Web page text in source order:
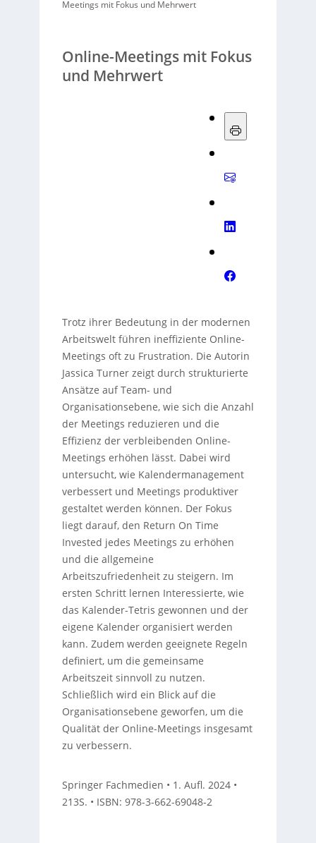
Meetings mit Fokus und Mehrwert
Online-Meetings mit Fokus
und Mehrwert
Trotz ihrer Bedeutung in der modernen
Arbeitswelt führen ineffiziente Online-
Meetings oft zu Frustration. Die Autorin
Jassica Turner zeigt durch strukturierte
Ansätze auf Team- und
Organisationsebene, wie sich die Anzahl
der Meetings reduzieren und die
Effizienz der verbleibenden Online-
Meetings erhöhen lässt. Dabei wird
untersucht, wie Kalendermanagement
verbessert und Meetings produktiver
gestaltet werden können. Der Fokus
liegt darauf, den Return On Time
Invested jedes Meetings zu erhöhen
und die allgemeine
Arbeitszufriedenheit zu steigern. Im
ersten Schritt lernen Interessierte, wie
das Kalender-Tetris gewonnen und der
eigene Kalender organisiert werden
kann. Zudem werden geeignete Regeln
definiert, um die gemeinsame
Arbeitszeit sinnvoll zu nutzen.
Schließlich wird ein Blick auf die
Organisationsebene geworfen, um die
Qualität der Online-Meetings insgesamt
zu verbessern.
Springer Fachmedien • 1. Aufl. 2024 •
213S. • ISBN: 978-3-662-69048-2